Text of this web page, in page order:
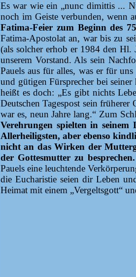
Es war wie ein „nunc dimittis ...
noch im Geiste verbunden, wenn
Fatima-Feier zum Beginn des
Fatima-Apostolat an, war bis zu
(als solcher erhob er 1984 den Hl.
unserem Vorstand. Als sein
Pauels aus für alles, was er für
und gütigen Fürsprecher bei
heißt es doch: „Es gibt nichts
Deutschen Tagespost sein früherer
war es, neun Jahre lang.“ Zum
Verehrungen spielten in
Allerheiligsten, aber ebenso
nicht an das Wirken der
der Gottesmutter zu
Pauels eine leuchtende
die Eucharistie seien dir Leben
Heimat mit einem „Vergeltsgott“